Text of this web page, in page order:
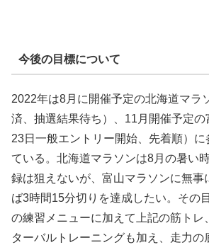
今後の目標について
2022年は8月に開催予定の北海道マラ
済、抽選結果待ち）、11月開催予定の
23日一般エントリー開始、先着順）に
ている。北海道マラソンは8月の暑い
録は狙えないが、富山マラソンに無事
ば3時間15分切りを達成したい。その
の練習メニューに加えて上記の筋トレ
ターバルトレーニングも加え、走力の